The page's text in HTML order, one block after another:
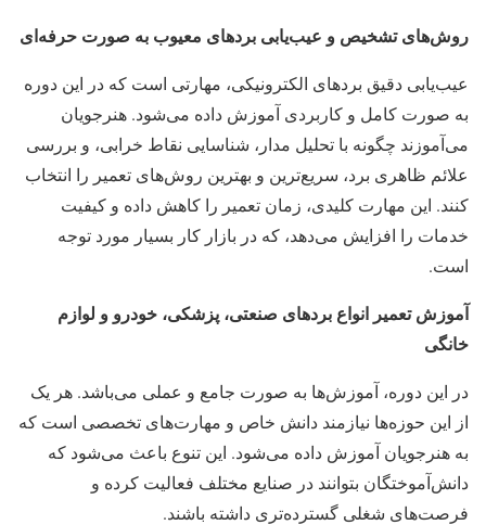
روش‌های تشخیص و عیب‌یابی بردهای معیوب به صورت حرفه‌ای
عیب‌یابی دقیق بردهای الکترونیکی، مهارتی است که در این دوره
به صورت کامل و کاربردی آموزش داده می‌شود. هنرجویان
می‌آموزند چگونه با تحلیل مدار، شناسایی نقاط خرابی، و بررسی
علائم ظاهری برد، سریع‌ترین و بهترین روش‌های تعمیر را انتخاب
کنند. این مهارت کلیدی، زمان تعمیر را کاهش داده و کیفیت
خدمات را افزایش می‌دهد، که در بازار کار بسیار مورد توجه
است.
آموزش تعمیر انواع بردهای صنعتی، پزشکی، خودرو و لوازم
خانگی
در این دوره، آموزش‌ها به صورت جامع و عملی می‌باشد. هر یک
از این حوزه‌ها نیازمند دانش خاص و مهارت‌های تخصصی است که
به هنرجویان آموزش داده می‌شود. این تنوع باعث می‌شود که
دانش‌آموختگان بتوانند در صنایع مختلف فعالیت کرده و
فرصت‌های شغلی گسترده‌تری داشته باشند.